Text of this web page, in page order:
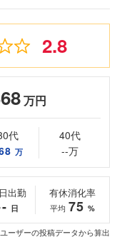
2.8
万円
代
万
40代
--万
出勤
日
有休消化率
平均 75 %
ーザーの投稿データから算出